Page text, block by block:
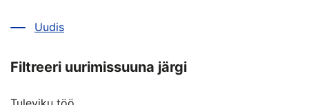
Uudis
Filtreeri uurimissuuna järgi